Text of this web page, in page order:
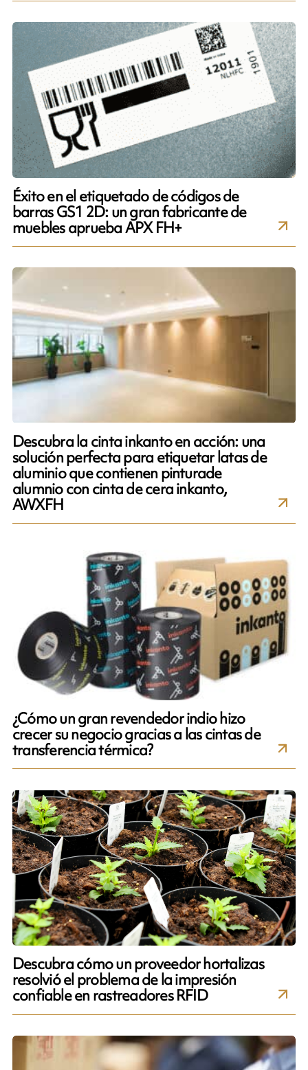
Éxito en el etiquetado de códigos de
barras GS1 2D: un gran fabricante de
muebles aprueba APX FH+
Descubra la cinta inkanto en acción: una
solución perfecta para etiquetar latas de
aluminio que contienen pinturade
alumnio con cinta de cera inkanto,
AWXFH
¿Cómo un gran revendedor indio hizo
crecer su negocio gracias a las cintas de
transferencia térmica?
Descubra cómo un proveedor hortalizas
resolvió el problema de la impresión
confiable en rastreadores RFID